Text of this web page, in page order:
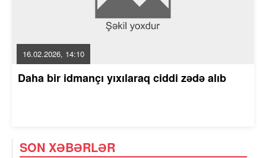
16.02.2026, 14:10
Daha bir idmançı yıxılaraq ciddi zədə alıb
SON XƏBƏRLƏR